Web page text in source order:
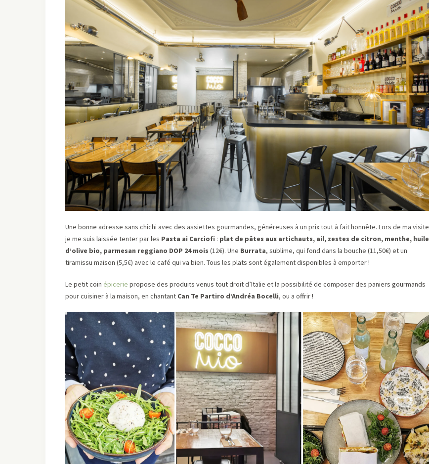
Une bonne adresse sans chichi avec des assiettes gourmandes, généreuses à un prix tout à fait honnête. Lors de ma visite
je me suis laissée tenter par les Pasta ai Carciofi : plat de pâtes aux artichauts, ail, zestes de citron, menthe, huile
d’olive bio, parmesan reggiano DOP 24 mois (12€). Une Burrata, sublime, qui fond dans la bouche (11,50€) et un
tiramissu maison (5,5€) avec le café qui va bien. Tous les plats sont également disponibles à emporter !
Le petit coin épicerie propose des produits venus tout droit d’Italie et la possibilité de composer des paniers gourmands
pour cuisiner à la maison, en chantant Can Te Partiro d’Andréa Bocelli, ou a offrir !